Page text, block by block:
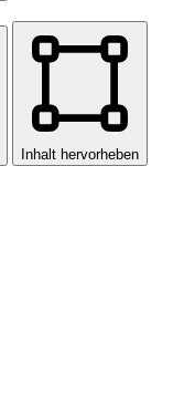
Inhalt hervorheben